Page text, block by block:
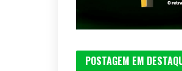
POSTAGEM EM